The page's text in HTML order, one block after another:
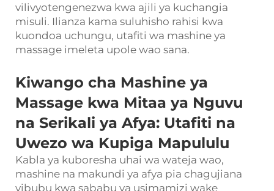
vilivyotengenezwa kwa ajili ya kuchangia
misuli. Ilianza kama suluhisho rahisi kwa
kuondoa uchungu, utafiti wa mashine ya
massage imeleta upole wao sana.
Kiwango cha Mashine ya
Massage kwa Mitaa ya Nguvu
na Serikali ya Afya: Utafiti na
Uwezo wa Kupiga Mapululu
Kabla ya kuboresha uhai wa wateja wao,
mashine na makundi ya afya pia chagujiana
vibubu kwa sababu ya usimamizi wake